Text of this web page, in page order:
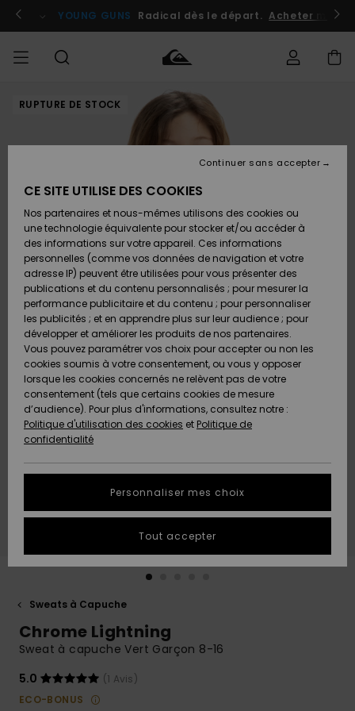
l'information
le
Se connecter / s'inscrire
YOUNG GUNS Radical dès le départ. Acheter
HOMME Vêtements
Chaussures
& Tongs
Surf
Snow
Nouveautés
A
Découvrir
Vêtements
Chaussures
& Tongs
Surf
Snow
Nouveautés
A
Découvrir
FEMME
Shop
A
Découvrir
Snow
SURF
Surf
Shop
Homme
Surf
Shop
Enfant
Highlights
Communauté
SNOW
Snow
Shop
Homme
Snow
Shop
Enfant
Snow
Shop
Femme
A
Découvrir
Communauté
OUTLET
Outlet
Homme
Enfant
Outlet
Femme
AIDE &
CONTACT
Accéder à
commande
Retours
Paiement
Carte
Cadeau
Quiksilver
Freedom
Protection
des
tailles
conversation
obtenir la
plus rapide
à votre
Démarrer
MAGASINS
QUIKSILVER
RUPTURE DE STOCK
Sweats à Capuche
Chrome Lightning
Sweat à capuche Vert Garçon 8-16
5.0
(1 Avis)
ECO-BONUS
CE SITE UTILISE DES COOKIES
Nos partenaires et nous-mêmes utilisons des cookies ou
une technologie équivalente pour stocker et/ou accéder à
des informations sur votre appareil. Ces informations
personnelles (comme vos données de navigation et votre
adresse IP) peuvent être utilisées pour vous présenter des
publications et du contenu personnalisés ; pour mesurer la
performance publicitaire et du contenu ; pour personnaliser
les publicités ; et en apprendre plus sur leur audience ; pour
développer et améliorer les produits de nos partenaires.
Vous pouvez paramétrer vos choix pour accepter ou non les
cookies soumis à votre consentement, ou vous y opposer
lorsque les cookies concernés ne relèvent pas de votre
consentement (tels que certains cookies de mesure
d’audience). Pour plus d'informations, consultez notre :
Politique d'utilisation des cookies et Politique de
confidentialité
Personnaliser mes choix
Continuer sans accepter
Tout accepter